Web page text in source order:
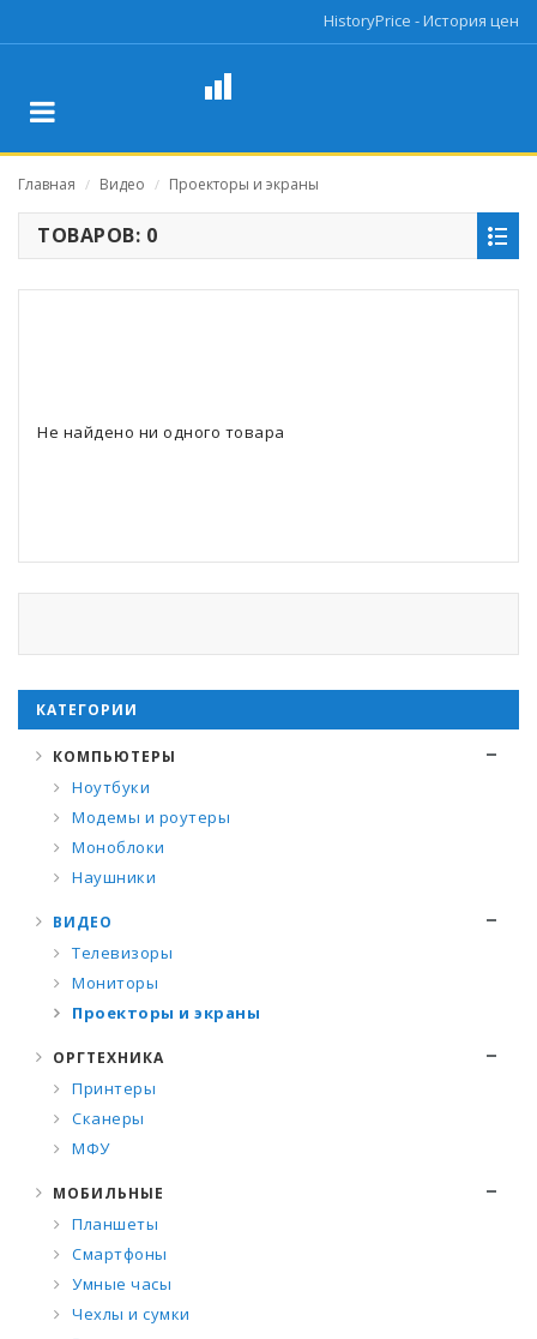
HistoryPrice - История цен
Главная / Видео / Проекторы и экраны
ТОВАРОВ: 0
Не найдено ни одного товара
КАТЕГОРИИ
КОМПЬЮТЕРЫ
Ноутбуки
Модемы и роутеры
Моноблоки
Наушники
ВИДЕО
Телевизоры
Мониторы
Проекторы и экраны
ОРГТЕХНИКА
Принтеры
Сканеры
МФУ
МОБИЛЬНЫЕ
Планшеты
Смартфоны
Умные часы
Чехлы и сумки